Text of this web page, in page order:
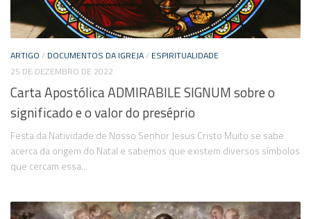
ARTIGO / DOCUMENTOS DA IGREJA/ ESPIRITUALIDADE
25 DE DEZEMBRO DE 2022
Carta Apostólica ADMIRABILE SIGNUM sobre o
significado e o valor do preséprio
Festa da Natividade de Nosso Senhor Jesus Cristo Muito se sabe
acerca da origem do Natal e sabemos que existem diversos símbolos
que cercam essa...